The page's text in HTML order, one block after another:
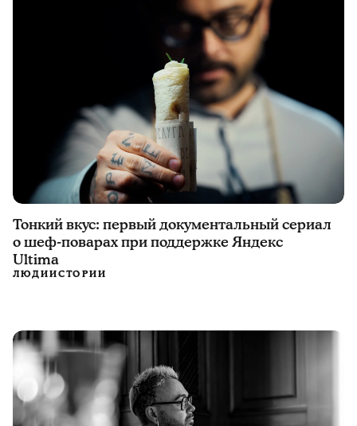
Тонкий вкус: первый документальный сериал
о шеф-поварах при поддержке Яндекс
Ultima
ЛЮДИИСТОРИИ